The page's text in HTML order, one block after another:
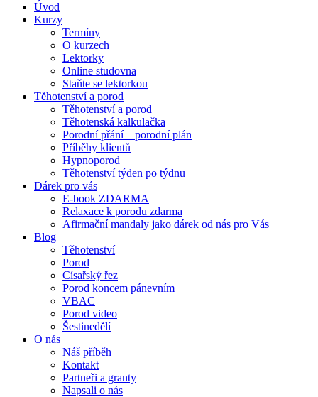
Úvod
Kurzy
Termíny
O kurzech
Lektorky
Online studovna
Staňte se lektorkou
Těhotenství a porod
Těhotenství a porod
Těhotenská kalkulačka
Porodní přání – porodní plán
Příběhy klientů
Hypnoporod
Těhotenství týden po týdnu
Dárek pro vás
E-book ZDARMA
Relaxace k porodu zdarma
Afirmační mandaly jako dárek od nás pro Vás
Blog
Těhotenství
Porod
Císařský řez
Porod koncem pánevním
VBAC
Porod video
Šestinedělí
O nás
Náš příběh
Kontakt
Partneři a granty
Napsali o nás